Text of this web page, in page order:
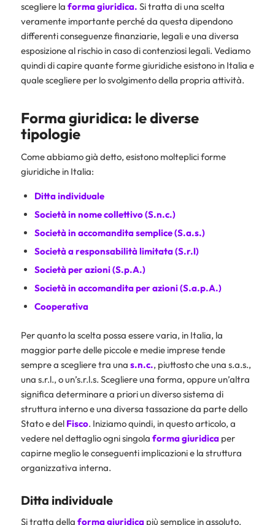
scegliere la forma giuridica. Si tratta di una scelta
veramente importante perché da questa dipendono
differenti conseguenze finanziarie, legali e una diversa
esposizione al rischio in caso di contenziosi legali. Vediamo
quindi di capire quante forme giuridiche esistono in Italia e
quale scegliere per lo svolgimento della propria attività.
Forma giuridica: le diverse
tipologie
Come abbiamo già detto, esistono molteplici forme
giuridiche in Italia:
Ditta individuale
Società in nome collettivo (S.n.c.)
Società in accomandita semplice (S.a.s.)
Società a responsabilità limitata (S.r.l)
Società per azioni (S.p.A.)
Società in accomandita per azioni (S.a.p.A.)
Cooperativa
Per quanto la scelta possa essere varia, in Italia, la
maggior parte delle piccole e medie imprese tende
sempre a scegliere tra una s.n.c., piuttosto che una s.a.s.,
una s.r.l., o un’s.r.l.s. Scegliere una forma, oppure un’altra
significa determinare a priori un diverso sistema di
struttura interno e una diversa tassazione da parte dello
Stato e del Fisco. Iniziamo quindi, in questo articolo, a
vedere nel dettaglio ogni singola forma giuridicaper
capirne meglio le conseguenti implicazioni e la struttura
organizzativa interna.
Ditta individuale
Si tratta della forma giuridicapiù semplice in assoluto.